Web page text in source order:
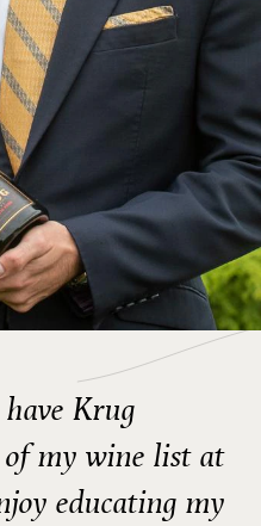
Krug
my wine list at
educating my